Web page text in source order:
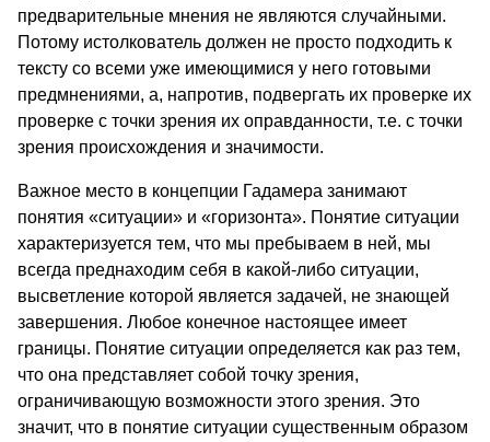
предварительные мнения не являются случайными.
Потому истолкователь должен не просто подходить к
тексту со всеми уже имеющимися у него готовыми
предмнениями, а, напротив, подвергать их проверке их
проверке с точки зрения их оправданности, т.е. с точки
зрения происхождения и значимости.
Важное место в концепции Гадамера занимают
понятия «ситуации» и «горизонта». Понятие ситуации
характеризуется тем, что мы пребываем в ней, мы
всегда преднаходим себя в какой-либо ситуации,
высветление которой является задачей, не знающей
завершения. Любое конечное настоящее имеет
границы. Понятие ситуации определяется как раз тем,
что она представляет собой точку зрения,
ограничивающую возможности этого зрения. Это
значит, что в понятие ситуации существенным образом